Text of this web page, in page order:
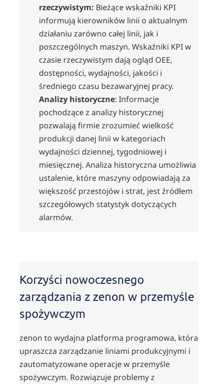
rzeczywistym: Bieżące wskaźniki KPI
informują kierowników linii o aktualnym
działaniu zarówno całej linii, jak i
poszczególnych maszyn. Wskaźniki KPI w
czasie rzeczywistym dają ogląd OEE,
dostępności, wydajności, jakości i
średniego czasu bezawaryjnej pracy.
Analizy historyczne: Informacje
pochodzące z analizy historycznej
pozwalają firmie zrozumieć wielkość
produkcji danej linii w kategoriach
wydajności dziennej, tygodniowej i
miesięcznej. Analiza historyczna umożliwia
ustalenie, które maszyny odpowiadają za
większość przestojów i strat, jest źródłem
szczegółowych statystyk dotyczących
alarmów.
Korzyści nowoczesnego
zarządzania z zenon w przemyśle
spożywczym
zenon to wydajna platforma programowa, która
upraszcza zarządzanie liniami produkcyjnymi i
zautomatyzowane operacje w przemyśle
spożywczym. Rozwiązuje problemy z